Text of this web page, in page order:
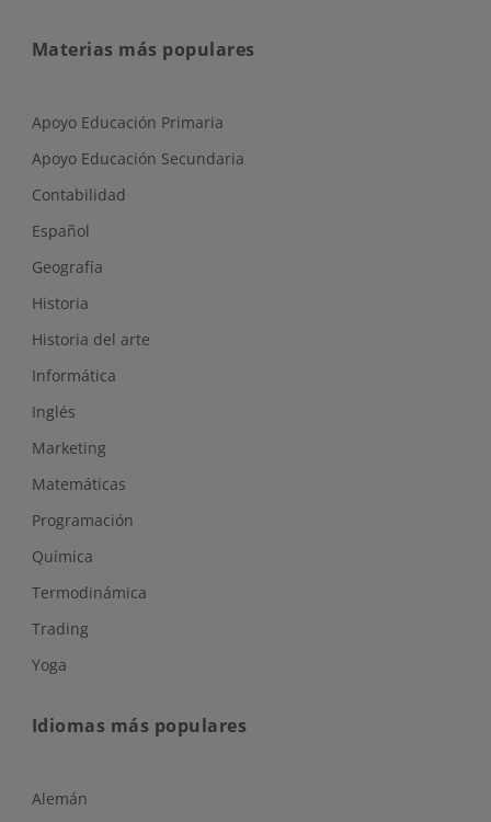
Materias más populares
Apoyo Educación Primaria
Apoyo Educación Secundaria
Contabilidad
Español
Geografía
Historia
Historia del arte
Informática
Inglés
Marketing
Matemáticas
Programación
Química
Termodinámica
Trading
Yoga
Idiomas más populares
Alemán